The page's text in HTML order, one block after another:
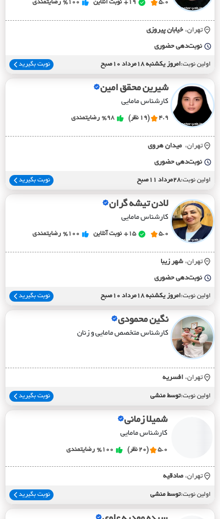
5.0
19+ نوبت آنلاین %100 رضایتمندی
تهران، خيابان پيروزي
نوبت‌دهی حضوری
اولین نوبت:امروز یکشنبه 18مرداد 10صبح نوبت بگیرید
شیرین محقق امین
کارشناس مامایی
4.9 (19 نظر) %98 رضایتمندی
تهران، ميدان هروي
نوبت‌دهی حضوری
اولین نوبت:28مرداد 11صبح نوبت بگیرید
لادن تیشه گران
کارشناس مامایی
5.0
15+ نوبت آنلاین %100 رضایتمندی
تهران، شهر زيبا
نوبت‌دهی حضوری
اولین نوبت:امروز یکشنبه 18مرداد 10صبح نوبت بگیرید
نگین محمودی
کارشناس متخصص مامایی و زنان
تهران، افسريه
اولین نوبت:توسط منشی نوبت بگیرید
شمیلا زمانی
کارشناس مامایی
5.0 (20 نظر) %100 رضایتمندی
تهران، صادقيه
اولین نوبت:توسط منشی نوبت بگیرید